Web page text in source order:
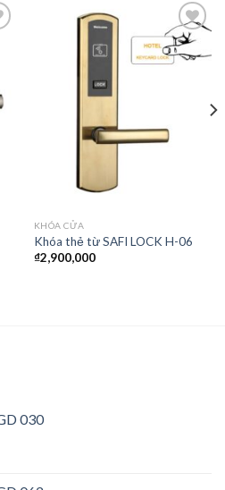
Thêm
vào
KHÓA CỬA
Khóa thẻ từ SAFI LOCK H-06
₫2,900,000
030